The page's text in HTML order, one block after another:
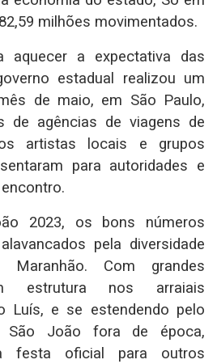
milhões movimentados.
aquecer a expectativa das
estadual realizou um
de maio, em São Paulo,
de agências de viagens de
artistas locais e grupos
para autoridades e
2023, os bons números
pela diversidade
Com grandes
estrutura nos arraiais
Luís, e se estendendo pelo
João fora de época,
festa oficial para outros